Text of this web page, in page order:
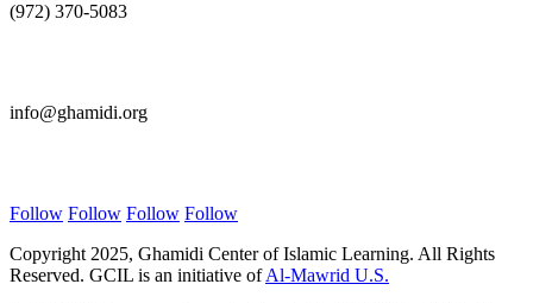
(972) 370-5083
info@ghamidi.org
Follow Follow Follow Follow
Copyright 2025, Ghamidi Center of Islamic Learning. All Rights
Reserved. GCIL is an initiative ofAl-Mawrid U.S.